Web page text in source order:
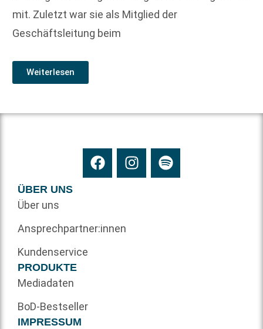
mit. Zuletzt war sie als Mitglied der
Geschäftsleitung beim
Weiterlesen
ÜBER UNS
Über uns
Ansprechpartner:innen
Kundenservice
PRODUKTE
Mediadaten
BoD-Bestseller
IMPRESSUM